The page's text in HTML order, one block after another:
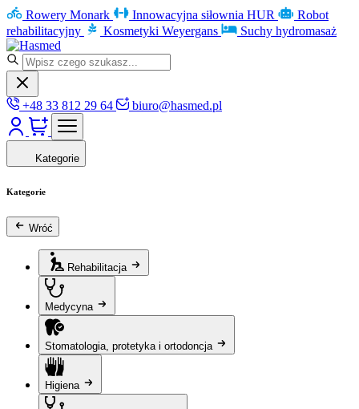
Rowery Monark Innowacyjna siłownia HUR
Robot
rehabilitacyjny
Kosmetyki Weyergans Suchy hydromasaż
+48 33 812 29 64 biuro@hasmed.pl
Kategorie
Kategorie
Wróć
Rehabilitacja
Medycyna
Stomatologia, protetyka i ortodoncja
Higiena